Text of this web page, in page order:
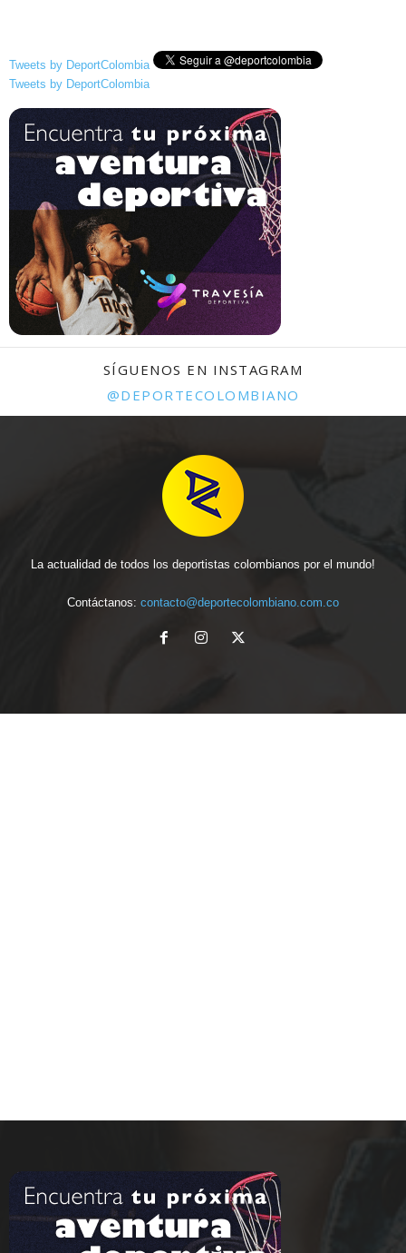
Tweets by DeportColombia
Tweets by DeportColombia
SÍGUENOS EN INSTAGRAM
@DEPORTECOLOMBIANO
La actualidad de todos los deportistas colombianos por el mundo!
Contáctanos: contacto@deportecolombiano.com.co